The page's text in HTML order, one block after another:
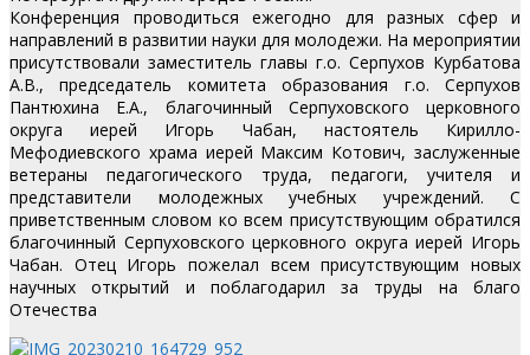
Конференция проводиться ежегодно для разных сфер и
направлений в развитии науки для молодежи. На мероприятии
присутствовали заместитель главы г.о. Серпухов Курбатова
А.В., председатель комитета образования г.о. Серпухов
Пантюхина Е.А., благочинный Серпуховского церковного
округа иерей Игорь Чабан, настоятель Кирилло-
Мефодиевского храма иерей Максим Котович, заслуженные
ветераны педагогического труда, педагоги, учителя и
представители молодежных учебных учреждений. С
приветственным словом ко всем присутствующим обратился
благочинный Серпуховского церковного округа иерей Игорь
Чабан. Отец Игорь пожелал всем присутствующим новых
научных открытий и поблагодарил за труды на благо
Отечества